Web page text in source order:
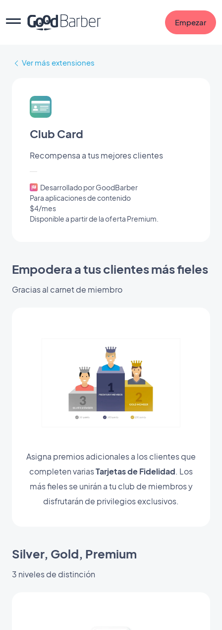
Empezar
Ver más extensiones
Club Card
Recompensa a tus mejores clientes
Desarrollado por GoodBarber
Para aplicaciones de contenido
$4/mes
Disponible a partir de la oferta Premium.
Empodera a tus clientes más fieles
Gracias al carnet de miembro
Asigna premios adicionales a los clientes que
completen variasTarjetas de Fidelidad. Los
más fieles se unirán a tu club de miembros y
disfrutarán de privilegios exclusivos.
Silver, Gold, Premium
3 niveles de distinción